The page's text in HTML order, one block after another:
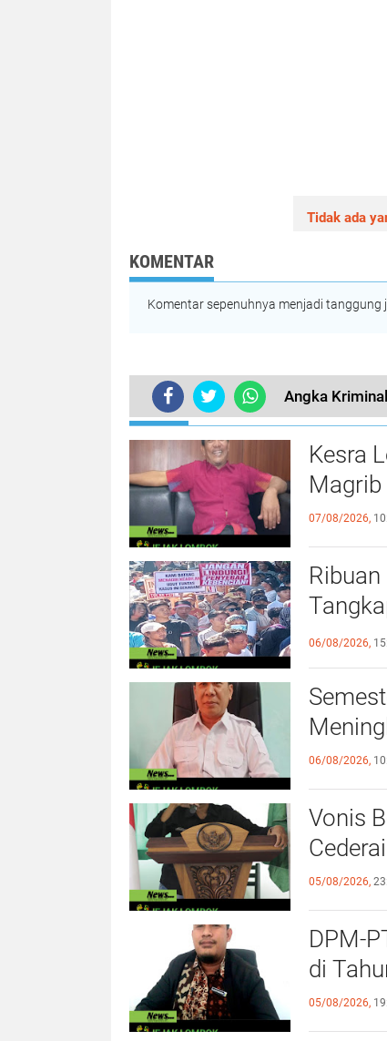
Tidak ada
KOMENTAR
Komentar sepenuhnya menjadi
Angka
TERKINI
Kesra
Magrib
07/08/2026,
06/08/2026,
06/08/2026,
Vonis
05/08/2026,
DPM-
di
05/08/2026,